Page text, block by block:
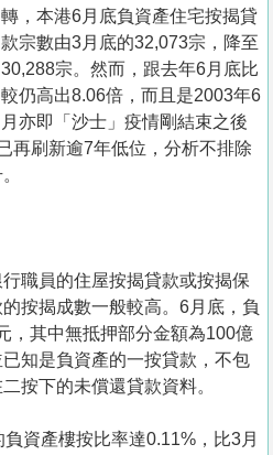
轉，本港6月底負資產住宅按揭貸
款宗數由3月底的32,073宗，降至
30,288宗。然而，跟去年6月底比
較仍高出8.06倍，而且是2003年6
月亦即「沙士」疫情剛結束之後
再刷新逾7年低位，分析不排除
職員的住屋按揭貸款或按揭保
按揭成數一般較高。6月底，負
，其中無抵押部分金額為100億
知是負資產的一按貸款，不包
按下的未償還貸款資料。
資產樓按比率達0.11%，比3月